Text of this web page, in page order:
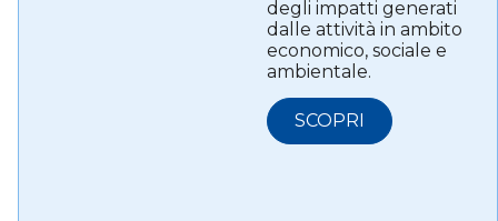
degli impatti generati
dalle attività in ambito
economico, sociale e
ambientale.
SCOPRI